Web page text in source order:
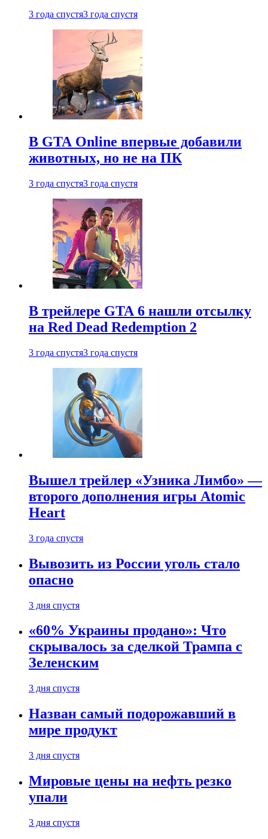
3 года спустя3 года спустя
В GTA Online впервые добавили
животных, но не на ПК
3 года спустя3 года спустя
В трейлере GTA 6 нашли отсылку
на Red Dead Redemption 2
3 года спустя3 года спустя
Вышел трейлер «Узника Лимбо» —
второго дополнения игры Atomic
Heart
3 года спустя
Вывозить из России уголь стало
опасно
3 дня спустя
«60% Украины продано»: Что
скрывалось за сделкой Трампа с
Зеленским
3 дня спустя
Назван самый подорожавший в
мире продукт
3 дня спустя
Мировые цены на нефть резко
упали
3 дня спустя